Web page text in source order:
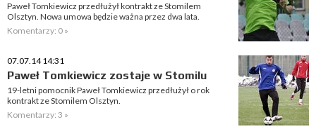
Paweł Tomkiewicz przedłużył kontrakt ze Stomilem
Olsztyn. Nowa umowa będzie ważna przez dwa lata.
Komentarzy: 0 »
07.07.14 14:31
Paweł Tomkiewicz zostaje w Stomilu
19-letni pomocnik Paweł Tomkiewicz przedłużył o rok
kontrakt ze Stomilem Olsztyn.
Komentarzy: 3 »